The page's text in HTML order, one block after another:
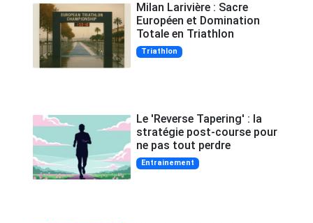
Milan Larivière : Sacre
Européen et Domination
Totale en Triathlon
Triathlon
Le 'Reverse Tapering' : la
stratégie post-course pour
ne pas tout perdre
Entrainement